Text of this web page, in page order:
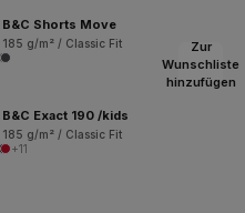
B&C Shorts Move
185 g/m² / Classic Fit
Zur
Wunschliste
hinzufügen
B&C Exact 190 /kids
185 g/m² / Classic Fit
+11